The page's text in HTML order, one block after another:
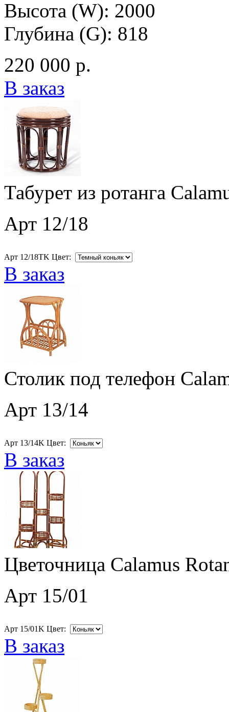
Высота (W): 2000
Глубина (G): 818
220 000 р.
В заказ
Табурет из ротанга
Арт 12/18
Арт 12/18ТK Цвет:
В заказ
Столик под телефон
Арт 13/14
Арт 13/14K Цвет:
В заказ
Цветочница Calamus
Арт 15/01
Арт 15/01K Цвет:
В заказ